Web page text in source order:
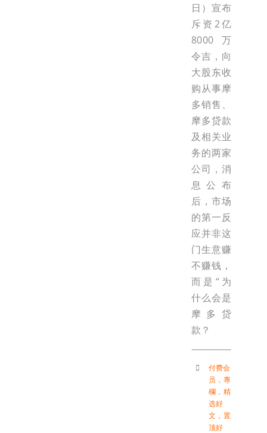
日）宣布
斥资2亿
8000万
令吉，向
大股东收
购从事摩
多销售、
摩多贷款
及相关业
务的两家
公司，消
息公布
后，市场
的第一反
应并非这
门生意赚
不赚钱，
而是“为
什么会是
摩多贷
款？
付费会
员 ， 專
欄 ， 精
选好
文 ， 置
顶好